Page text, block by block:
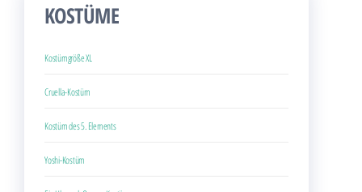
KOSTÜME
Kostümgröße XL
Cruella-Kostüm
Kostüm des 5. Elements
Yoshi-Kostüm